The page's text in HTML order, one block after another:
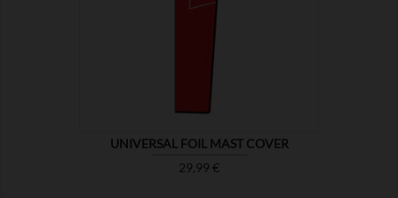
UNIVERSAL FOIL MAST COVER
Prix
29,99 €